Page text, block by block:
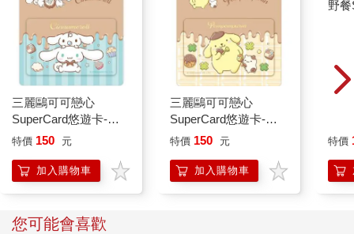
三麗鷗可可戀心
SuperCard悠遊卡-大
耳狗【受託代銷】
特價 150 元
加入購物車
三麗鷗可可戀心
SuperCard悠遊卡-布
丁狗【受託代銷】
特價 150 元
加入購物車
粉
特價
您可能會喜歡